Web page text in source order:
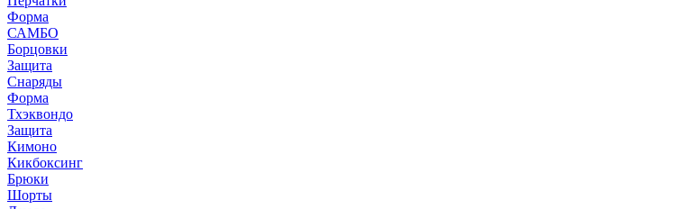
Форма
САМБО
Борцовки
Защита
Снаряды
Форма
Тхэквондо
Защита
Кимоно
Кикбоксинг
Брюки
Шорты